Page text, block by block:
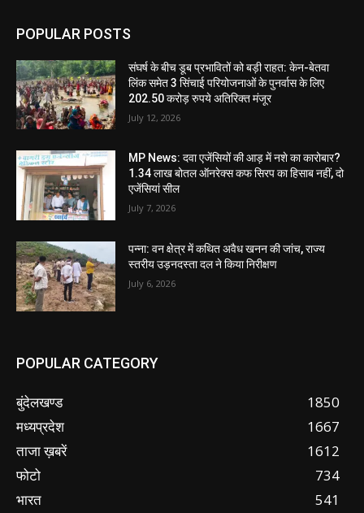
POPULAR POSTS
संघर्ष के बीच डूब प्रभावितों को बड़ी राहत: केन-बेतवा
लिंक समेत 3 सिंचाई परियोजनाओं के पुनर्वास के लिए
202.50 करोड़ रुपये अतिरिक्त मंजूर
July 12, 2026
MP News: दवा एजेंसियों की आड़ में नशे का कारोबार?
1.34 लाख बोतल ऑनरेक्स कफ सिरप का हिसाब नहीं, दो
एजेंसियां सील
July 7, 2026
पन्ना: वन क्षेत्र में कथित अवैध खनन की जांच, राज्य
स्तरीय उड़नदस्ता दल ने किया निरीक्षण
July 6, 2026
POPULAR CATEGORY
बुंदेलखण्ड
1850
मध्यप्रदेश
1667
ताजा ख़बरें
1612
फोटो
734
भारत
541